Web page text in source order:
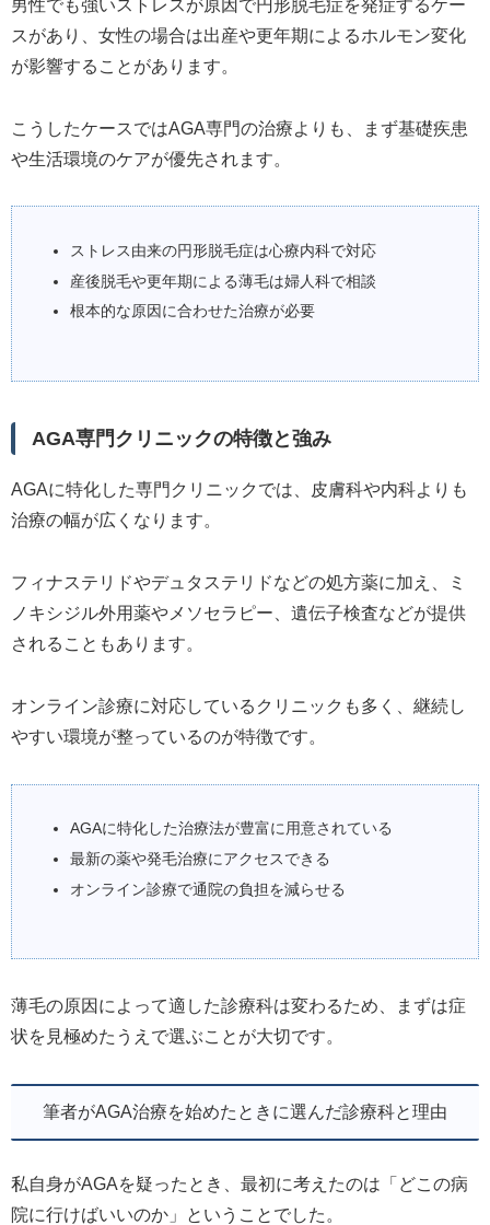
男性でも強いストレスが原因で円形脱毛症を発症するケー
スがあり、女性の場合は出産や更年期によるホルモン変化
が影響することがあります。
こうしたケースではAGA専門の治療よりも、まず基礎疾患
や生活環境のケアが優先されます。
ストレス由来の円形脱毛症は心療内科で対応
産後脱毛や更年期による薄毛は婦人科で相談
根本的な原因に合わせた治療が必要
AGA専門クリニックの特徴と強み
AGAに特化した専門クリニックでは、皮膚科や内科よりも
治療の幅が広くなります。
フィナステリドやデュタステリドなどの処方薬に加え、ミ
ノキシジル外用薬やメソセラピー、遺伝子検査などが提供
されることもあります。
オンライン診療に対応しているクリニックも多く、継続し
やすい環境が整っているのが特徴です。
AGAに特化した治療法が豊富に用意されている
最新の薬や発毛治療にアクセスできる
オンライン診療で通院の負担を減らせる
薄毛の原因によって適した診療科は変わるため、まずは症
状を見極めたうえで選ぶことが大切です。
筆者がAGA治療を始めたときに選んだ診療科と理由
私自身がAGAを疑ったとき、最初に考えたのは「どこの病
院に行けばいいのか」ということでした。